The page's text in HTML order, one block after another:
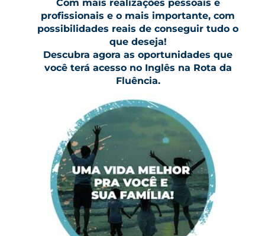
Com mais realizações pessoais e
profissionais e o mais importante, com
possibilidades reais de conseguir tudo o
que deseja!
Descubra agora as oportunidades que
você terá acesso no Inglês na Rota da
Fluência.